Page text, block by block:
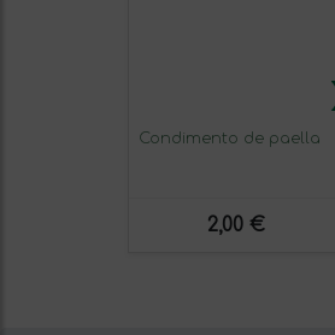
Condimento de paella
2,00 €